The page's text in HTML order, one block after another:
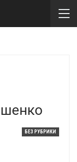
БЕЗ РУБРИКИ